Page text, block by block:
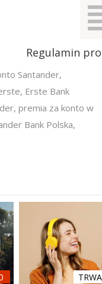
Regulamin
Santander,
, Erste Bank
, premia za konto w
Bank Polska,